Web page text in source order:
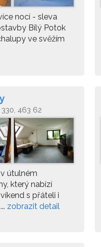
nocí - sleva
Bílý Potok
ve svěžím
463 62
útulném
který nabízí
s přáteli i
zobrazit detail